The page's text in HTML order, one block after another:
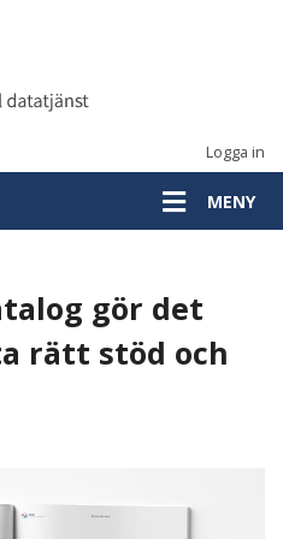
Logga in
MENY
gör det
rätt stöd och